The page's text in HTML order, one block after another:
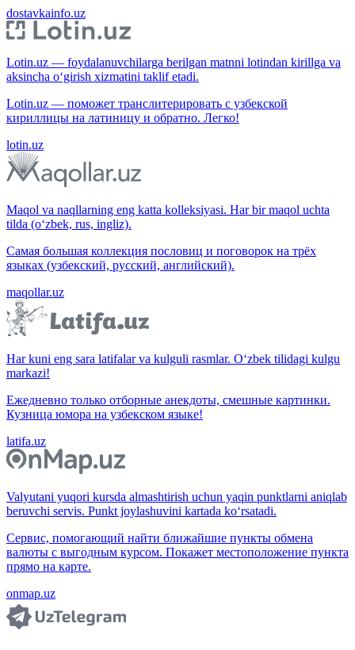
dostavkainfo.uz
Lotin.uz — foydalanuvchilarga berilgan matnni lotindan kirillga va
aksincha o‘girish xizmatini taklif etadi.
Lotin.uz — поможет транслитерировать с узбекской
кириллицы на латиницу и обратно. Легко!
lotin.uz
Maqol va naqllarning eng katta kolleksiyasi. Har bir maqol uchta
tilda (o‘zbek, rus, ingliz).
Самая большая коллекция пословиц и поговорок на трёх
языках (узбекский, русский, английский).
maqollar.uz
Har kuni eng sara latifalar va kulguli rasmlar. O‘zbek tilidagi kulgu
markazi!
Ежедневно только отборные анекдоты, смешные картинки.
Кузница юмора на узбекском языке!
latifa.uz
Valyutani yuqori kursda almashtirish uchun yaqin punktlarni aniqlab
beruvchi servis. Punkt joylashuvini kartada ko‘rsatadi.
Сервис, помогающий найти ближайшие пункты обмена
валюты с выгодным курсом. Покажет местоположение пункта
прямо на карте.
onmap.uz